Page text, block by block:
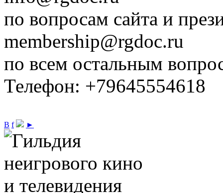
по вопросам сайта и
membership@rgdoc.ru
по всем остальным
Телефон: +79645554618
В f ►